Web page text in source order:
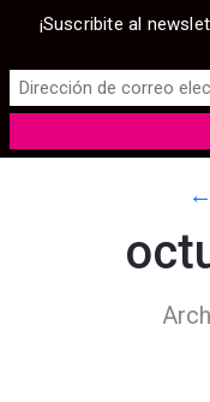
¡Suscribite al